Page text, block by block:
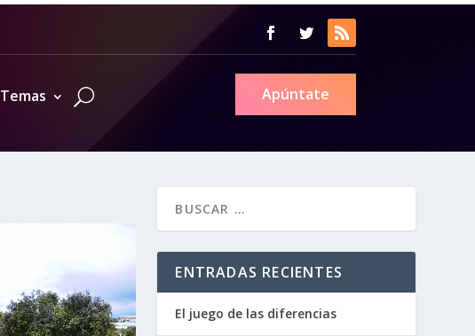
Temas Apúntate
ENTRADAS RECIENTES
El juego de las diferencias